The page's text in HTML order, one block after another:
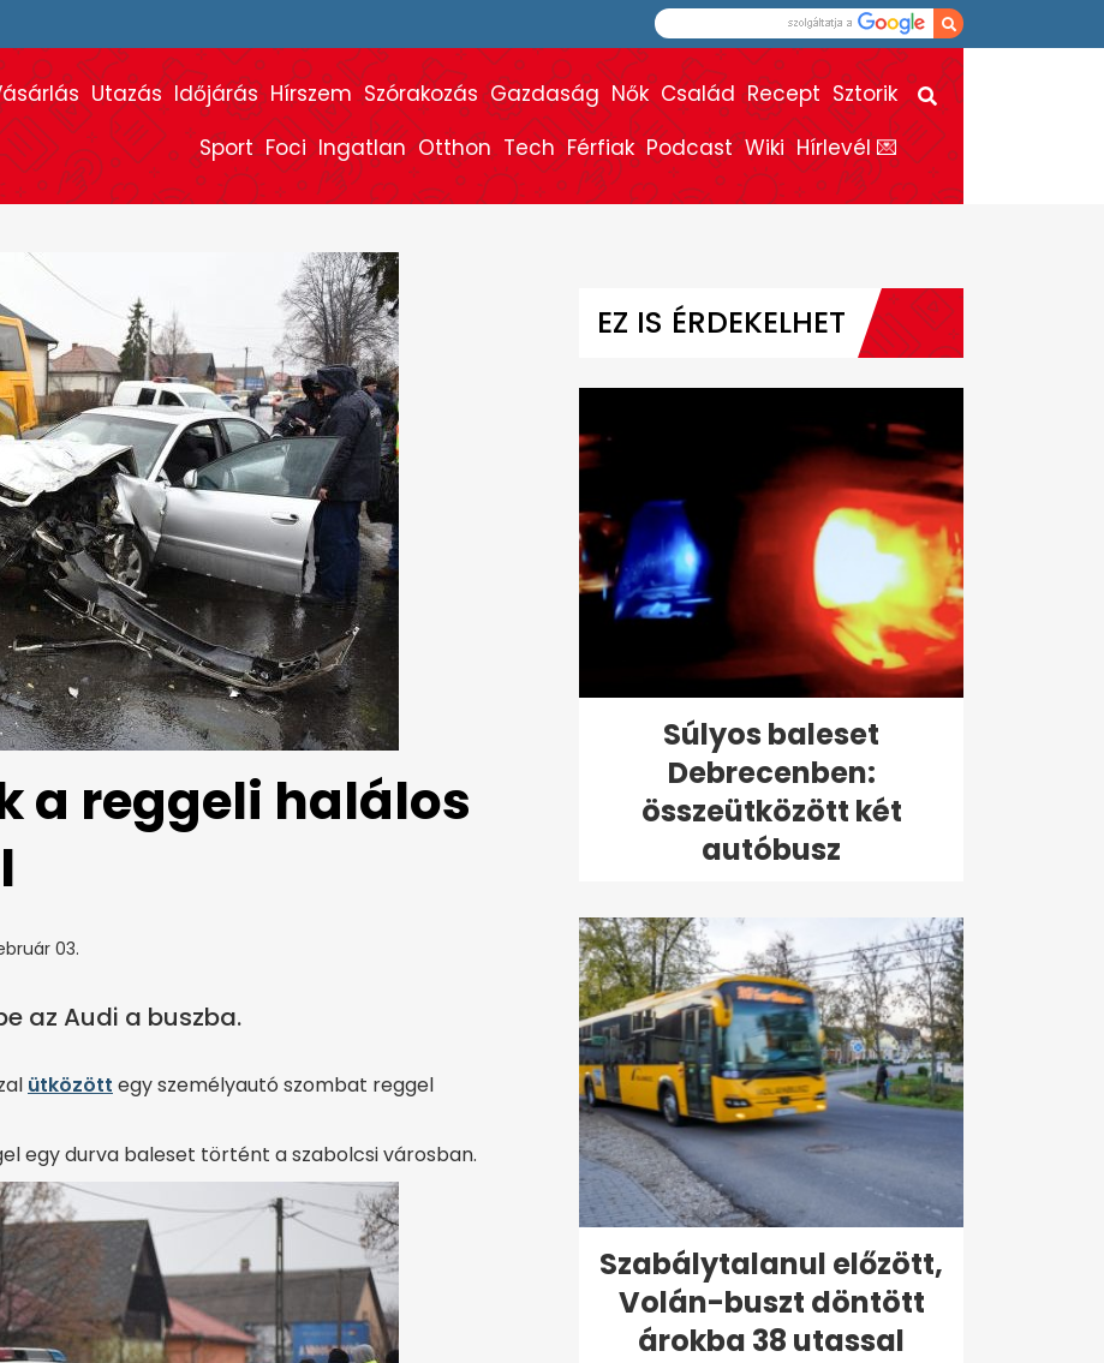
Utazás Időjárás Hírszem Szórakozás Gazdaság Nők Család Recept Sztorik
Sport Foci Ingatlan Otthon Tech Férfiak Podcast Wiki Hírlevél 💌
a reggeli halálos
03.
az Audi a buszba.
ütközött egy személyautó szombat reggel
egy durva baleset történt a szabolcsi városban.
EZ IS ÉRDEKELHET
Súlyos baleset
Debrecenben:
összeütközött két
autóbusz
Szabálytalanul előzött,
Volán-buszt döntött
árokba 38 utassal